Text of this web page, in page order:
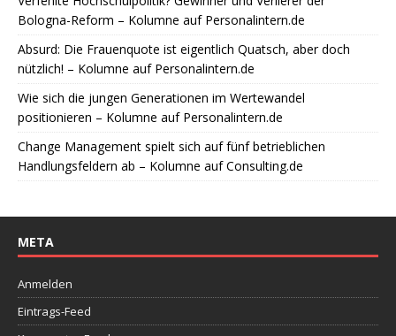
Bologna-Reform – Kolumne auf Personalintern.de
Absurd: Die Frauenquote ist eigentlich Quatsch, aber doch
nützlich! – Kolumne auf Personalintern.de
Wie sich die jungen Generationen im Wertewandel
positionieren – Kolumne auf Personalintern.de
Change Management spielt sich auf fünf betrieblichen
Handlungsfeldern ab – Kolumne auf Consulting.de
META
Anmelden
Eintrags-Feed